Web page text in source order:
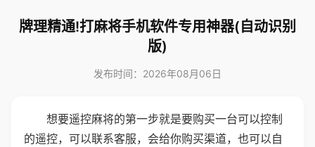
牌理精通!打麻将手机软件专用神器(自动识别
版)
发布时间：2026年08月06日
想要遥控麻将的第一步就是要购买一台可以控制
的遥控，可以联系客服，会给你购买渠道，也可以自